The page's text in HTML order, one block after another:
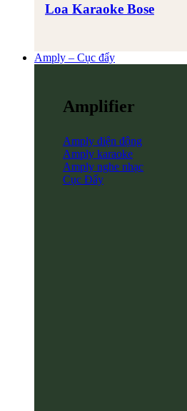
Loa Karaoke Bose
Amply – Cục đẩy
Amplifier
Amply điện động
Amply karaoke
Amply nghe nhạc
Cục Đẩy